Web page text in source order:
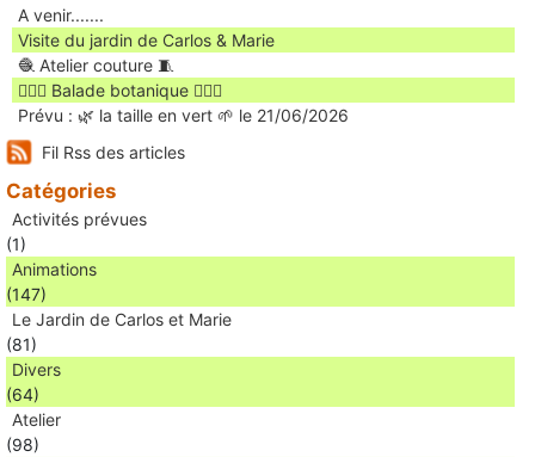
A venir.......
Visite du jardin de Carlos & Marie
🧶 Atelier couture 🧵
🚶🏻‍♀️ Balade botanique 🚶🏻‍♂️
Prévu : 🌿 la taille en vert 🌱 le 21/06/2026
Fil Rss des articles
Catégories
Activités prévues
(1)
Animations
(147)
Le Jardin de Carlos et Marie
(81)
Divers
(64)
Atelier
(98)